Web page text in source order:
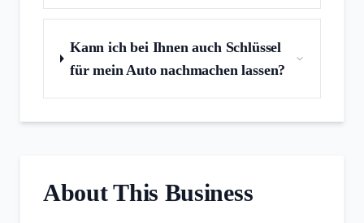
Kann ich bei Ihnen auch Schlüssel
für mein Auto nachmachen lassen?
About This Business